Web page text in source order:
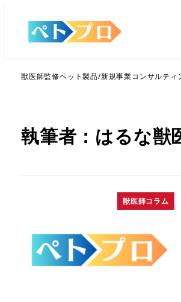
獣医師監修ペット製品/新規事業コンサルティ
執筆者：はるな獣
獣医師コラム